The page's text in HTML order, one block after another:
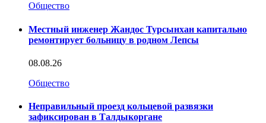
Общество
Местный инженер Жандос Турсынхан капитально
ремонтирует больницу в родном Лепсы
08.08.26
Общество
Неправильный проезд кольцевой развязки
зафиксирован в Талдыкоргане